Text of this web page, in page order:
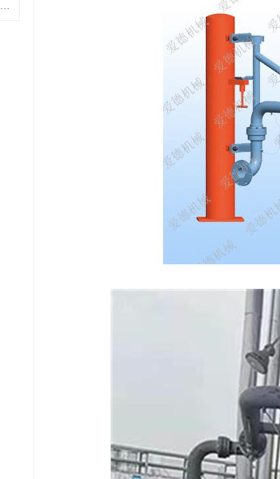
安顺全接液内浮盘哪家好 可以自动上下浮动 密封性能好